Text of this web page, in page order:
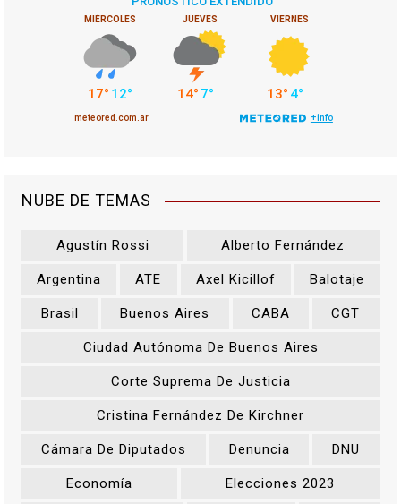
NUBE DE TEMAS
Agustín Rossi Alberto Fernández
Argentina ATE Axel Kicillof Balotaje
Brasil Buenos Aires CABA CGT
Ciudad Autónoma De Buenos Aires
Corte Suprema De Justicia
Cristina Fernández De Kirchner
Cámara De Diputados Denuncia DNU
Economía Elecciones 2023